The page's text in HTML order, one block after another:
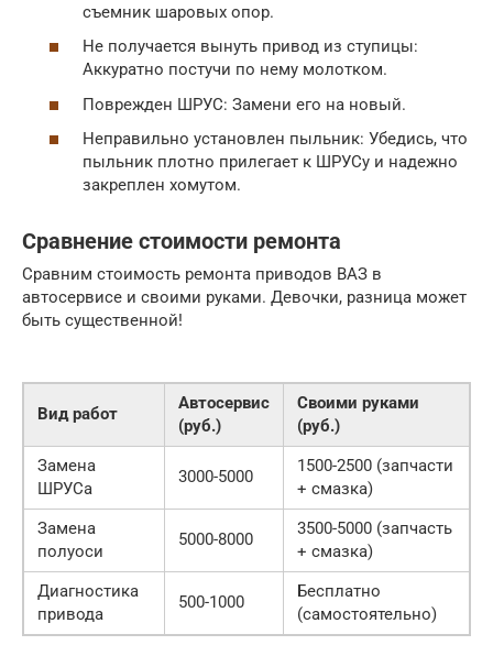
съемник шаровых опор.
Не получается вынуть привод из ступицы:
Аккуратно постучи по нему молотком.
Поврежден ШРУС: Замени его на новый.
Неправильно установлен пыльник: Убедись, что
пыльник плотно прилегает к ШРУСу и надежно
закреплен хомутом.
Сравнение стоимости ремонта
Сравним стоимость ремонта приводов ВАЗ в
автосервисе и своими руками. Девочки, разница может
быть существенной!
Вид работ
Автосервис
(руб.)
Своими руками
(руб.)
Замена
ШРУСа
3000-5000
1500-2500 (запчасти
+ смазка)
Замена
полуоси
5000-8000
3500-5000 (запчасть
+ смазка)
Диагностика
привода
500-1000
Бесплатно
(самостоятельно)